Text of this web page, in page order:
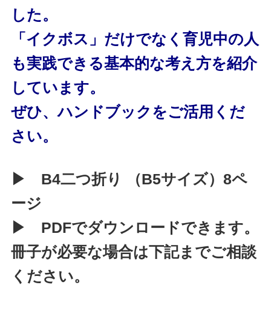
した。
「イクボス」だけでなく育児中の人
も実践できる基本的な考え方を紹介
しています。
ぜひ、ハンドブックをご活用くだ
さい。
▶ B4二つ折り （B5サイズ）8ペ
ージ
▶ PDFでダウンロードできます。
冊子が必要な場合は下記までご相談
ください。